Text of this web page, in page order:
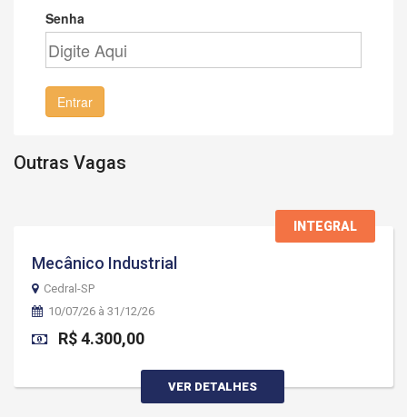
Senha
Entrar
Outras Vagas
INTEGRAL
Mecânico Industrial
Cedral-SP
10/07/26 à 31/12/26
R$ 4.300,00
VER DETALHES